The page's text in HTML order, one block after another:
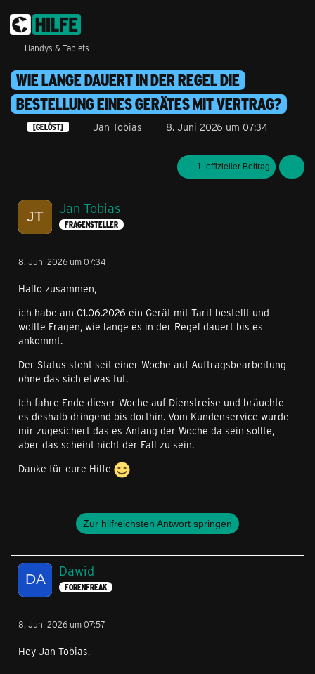
Handys & Tablets
WIE LANGE DAUERT IN DER REGEL DIE
BESTELLUNG EINES GERÄTES MIT VERTRAG?
[GELÖST] Jan Tobias 8. Juni 2026 um 07:34
1. offizieller Beitrag
Jan Tobias
FRAGENSTELLER
8. Juni 2026 um 07:34
Hallo zusammen,
ich habe am 01.06.2026 ein Gerät mit Tarif bestellt und
wollte Fragen, wie lange es in der Regel dauert bis es
ankommt.
Der Status steht seit einer Woche auf Auftragsbearbeitung
ohne das sich etwas tut.
Ich fahre Ende dieser Woche auf Dienstreise und bräuchte
es deshalb dringend bis dorthin. Vom Kundenservice wurde
mir zugesichert das es Anfang der Woche da sein sollte,
aber das scheint nicht der Fall zu sein.
Danke für eure Hilfe
Zur hilfreichsten Antwort springen
Dawid
FORENFREAK
8. Juni 2026 um 07:57
Hey Jan Tobias,